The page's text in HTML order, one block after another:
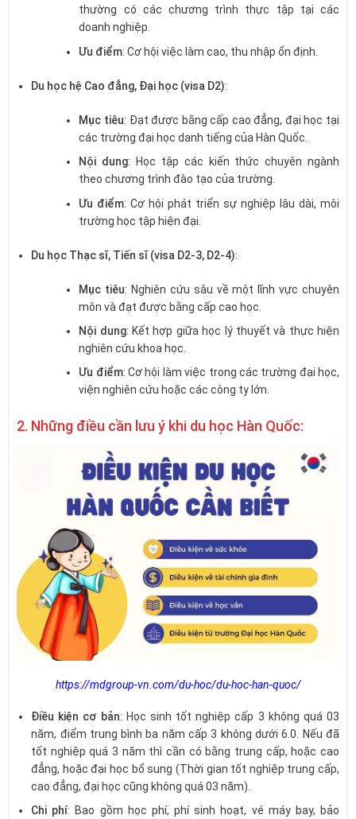
thường có các chương trình thực tập tại các
doanh nghiệp.
Ưu điểm: Cơ hội việc làm cao, thu nhập ổn định.
Du học hệ Cao đẳng, Đại học (visa D2):
Mục tiêu: Đạt được bằng cấp cao đẳng, đại học tại
các trường đại học danh tiếng của Hàn Quốc.
Nội dung: Học tập các kiến thức chuyên ngành
theo chương trình đào tạo của trường.
Ưu điểm: Cơ hội phát triển sự nghiệp lâu dài, môi
trường học tập hiện đại.
Du học Thạc sĩ, Tiến sĩ (visa D2-3, D2-4):
Mục tiêu: Nghiên cứu sâu về một lĩnh vực chuyên
môn và đạt được bằng cấp cao học.
Nội dung: Kết hợp giữa học lý thuyết và thực hiện
nghiên cứu khoa học.
Ưu điểm: Cơ hội làm việc trong các trường đại học,
viện nghiên cứu hoặc các công ty lớn.
2. Những điều cần lưu ý khi du học Hàn Quốc:
https://mdgroup-vn.com/du-hoc/du-hoc-han-quoc/
Điều kiện cơ bản: Học sinh tốt nghiệp cấp 3 không quá 03
năm, điểm trung bình ba năm cấp 3 không dưới 6.0. Nếu đã
tốt nghiệp quá 3 năm thì cần có bằng trung cấp, hoặc cao
đẳng, hoặc đại học bổ sung (Thời gian tốt nghiệp trung cấp,
cao đẳng, đại học cũng không quá 03 năm).
Chi phí: Bao gồm học phí, phí sinh hoạt, vé máy bay, bảo